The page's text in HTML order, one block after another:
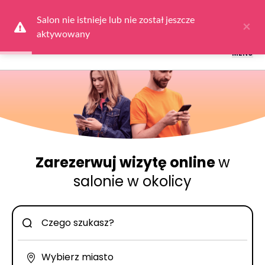
wybierzZaloguj się
MENU
Zarezerwuj wizytę onlinew
salonie w okolicy
Salon nie istnieje lub nie został jeszcze
aktywowany
×